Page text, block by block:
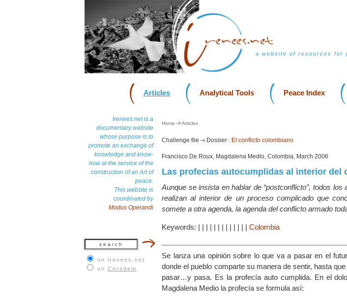
a website of resources for
Articles Analytical Tools Peace Index
Irenees.net is a
documentary website
whose purpose is to
promote an exchange of
knowledge and know-
how at the service of the
construction of an Art of
peace.
This website is
coordinated by
Modus Operandi
on irenees.net
on Coredem
Home Articles
Challenge file Dossier : El conflicto colombiano
Francisco De Roux, Magdalena Medio, Colombia, March 2006
Las profecias autocumplidas al interior del
Aunque se insista en hablar de “postconflicto”, todos
realizan al interior de un proceso complicado que
somete a otra agenda, la agenda del conflicto armado
Keywords: | | | | | | | | | | | | | Colombia
Se lanza una opinión sobre lo que va a pasar en el
donde el pueblo comparte su manera de sentir, hasta
pasar…y pasa. Es la profecía auto cumplida. En el
Magdalena Medio la profecía se formula así: